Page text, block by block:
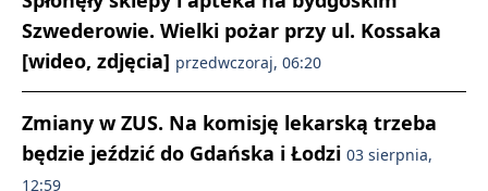
Szwederowie. Wielki pożar przy ul. Kossaka
[wideo, zdjęcia] przedwczoraj, 06:20
Zmiany w ZUS. Na komisję lekarską trzeba
będzie jeździć do Gdańska i Łodzi 03 sierpnia,
12:59